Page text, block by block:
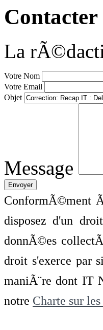
Contacter
La
Votre Nom
Votre Email
Objet
Message
ConformÃ©ment
disposez d'un
donnÃ©es
droit s'exerce par
maniÃ¨re dont IT
notre Charte sur